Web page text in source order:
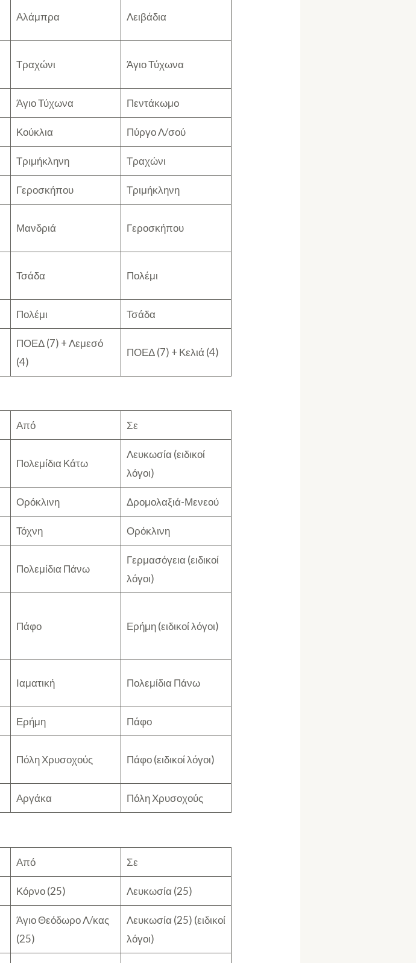
Αλάμπρα Λειβάδια
Τραχώνι Άγιο Τύχωνα
Άγιο Τύχωνα Πεντάκωμο
Κούκλια Πύργο Λ/σού
Τριμήκληνη Τραχώνι
Γεροσκήπου Τριμήκληνη
Μανδριά Γεροσκήπου
Τσάδα Πολέμι
Πολέμι Τσάδα
ΠΟΕΔ (7) + Λεμεσό
(4)
ΠΟΕΔ (7) + Κελιά (4)
Από Σε
Πολεμίδια Κάτω
Λευκωσία (ειδικοί
λόγοι)
Ορόκλινη Δρομολαξιά-Μενεού
Τόχνη Ορόκλινη
Πολεμίδια Πάνω
Γερμασόγεια (ειδικοί
λόγοι)
Πάφο Ερήμη (ειδικοί λόγοι)
Ιαματική Πολεμίδια Πάνω
Ερήμη Πάφο
Πόλη Χρυσοχούς Πάφο (ειδικοί λόγοι)
Αργάκα
Πόλη Χρυσοχούς
Από Σε
Κόρνο (25) Λευκωσία (25)
Άγιο Θεόδωρο Λ/κας
(25)
Λευκωσία (25) (ειδικοί
λόγοι)